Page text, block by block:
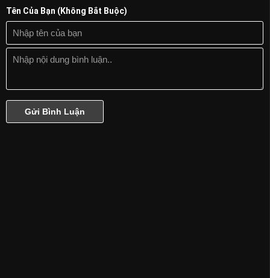
Miền Thơ Ấu - Tập 15
Miền Thơ Ấu - Tập 16
Miền Thơ Ấu - Tập 17
Miền Thơ Ấu - Tập 20 (Hết)
Tên Của Bạn (Không Bắt Buộc)